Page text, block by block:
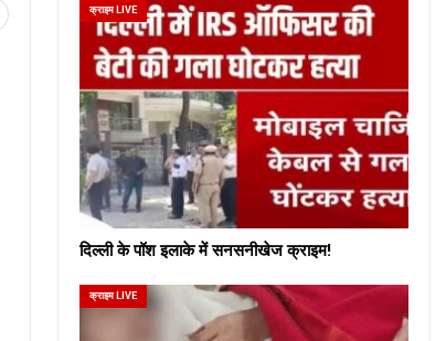
क्राइम LIVE
दिल्ली के पॉश इलाके में सनसनीखेज क्राइम!
क्राइम LIVE